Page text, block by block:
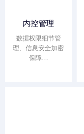
内控管理
数据权限细节管
理、信息安全加密
保障…